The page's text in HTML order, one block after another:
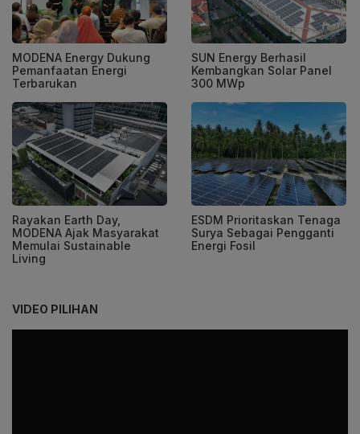
MODENA Energy Dukung
Pemanfaatan Energi
Terbarukan
SUN Energy Berhasil
Kembangkan Solar Panel
300 MWp
Rayakan Earth Day,
MODENA Ajak Masyarakat
Memulai Sustainable
Living
ESDM Prioritaskan Tenaga
Surya Sebagai Pengganti
Energi Fosil
VIDEO PILIHAN